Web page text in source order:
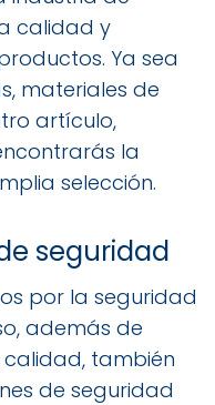
calidad y
Ya sea
materiales de
artículo,
la
selección.
seguridad
por la seguridad
además de
también
de seguridad